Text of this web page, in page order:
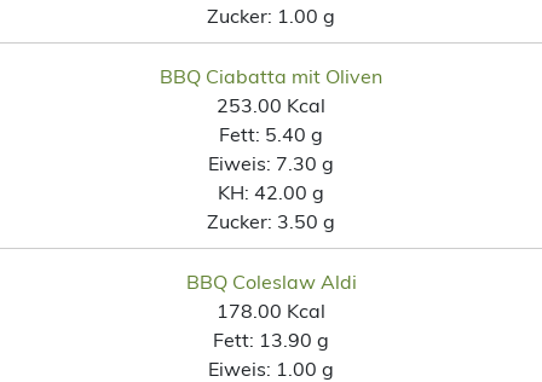
Zucker: 1.00 g
BBQ Ciabatta mit Oliven
253.00 Kcal
Fett: 5.40 g
Eiweis: 7.30 g
KH: 42.00 g
Zucker: 3.50 g
BBQ Coleslaw Aldi
178.00 Kcal
Fett: 13.90 g
Eiweis: 1.00 g